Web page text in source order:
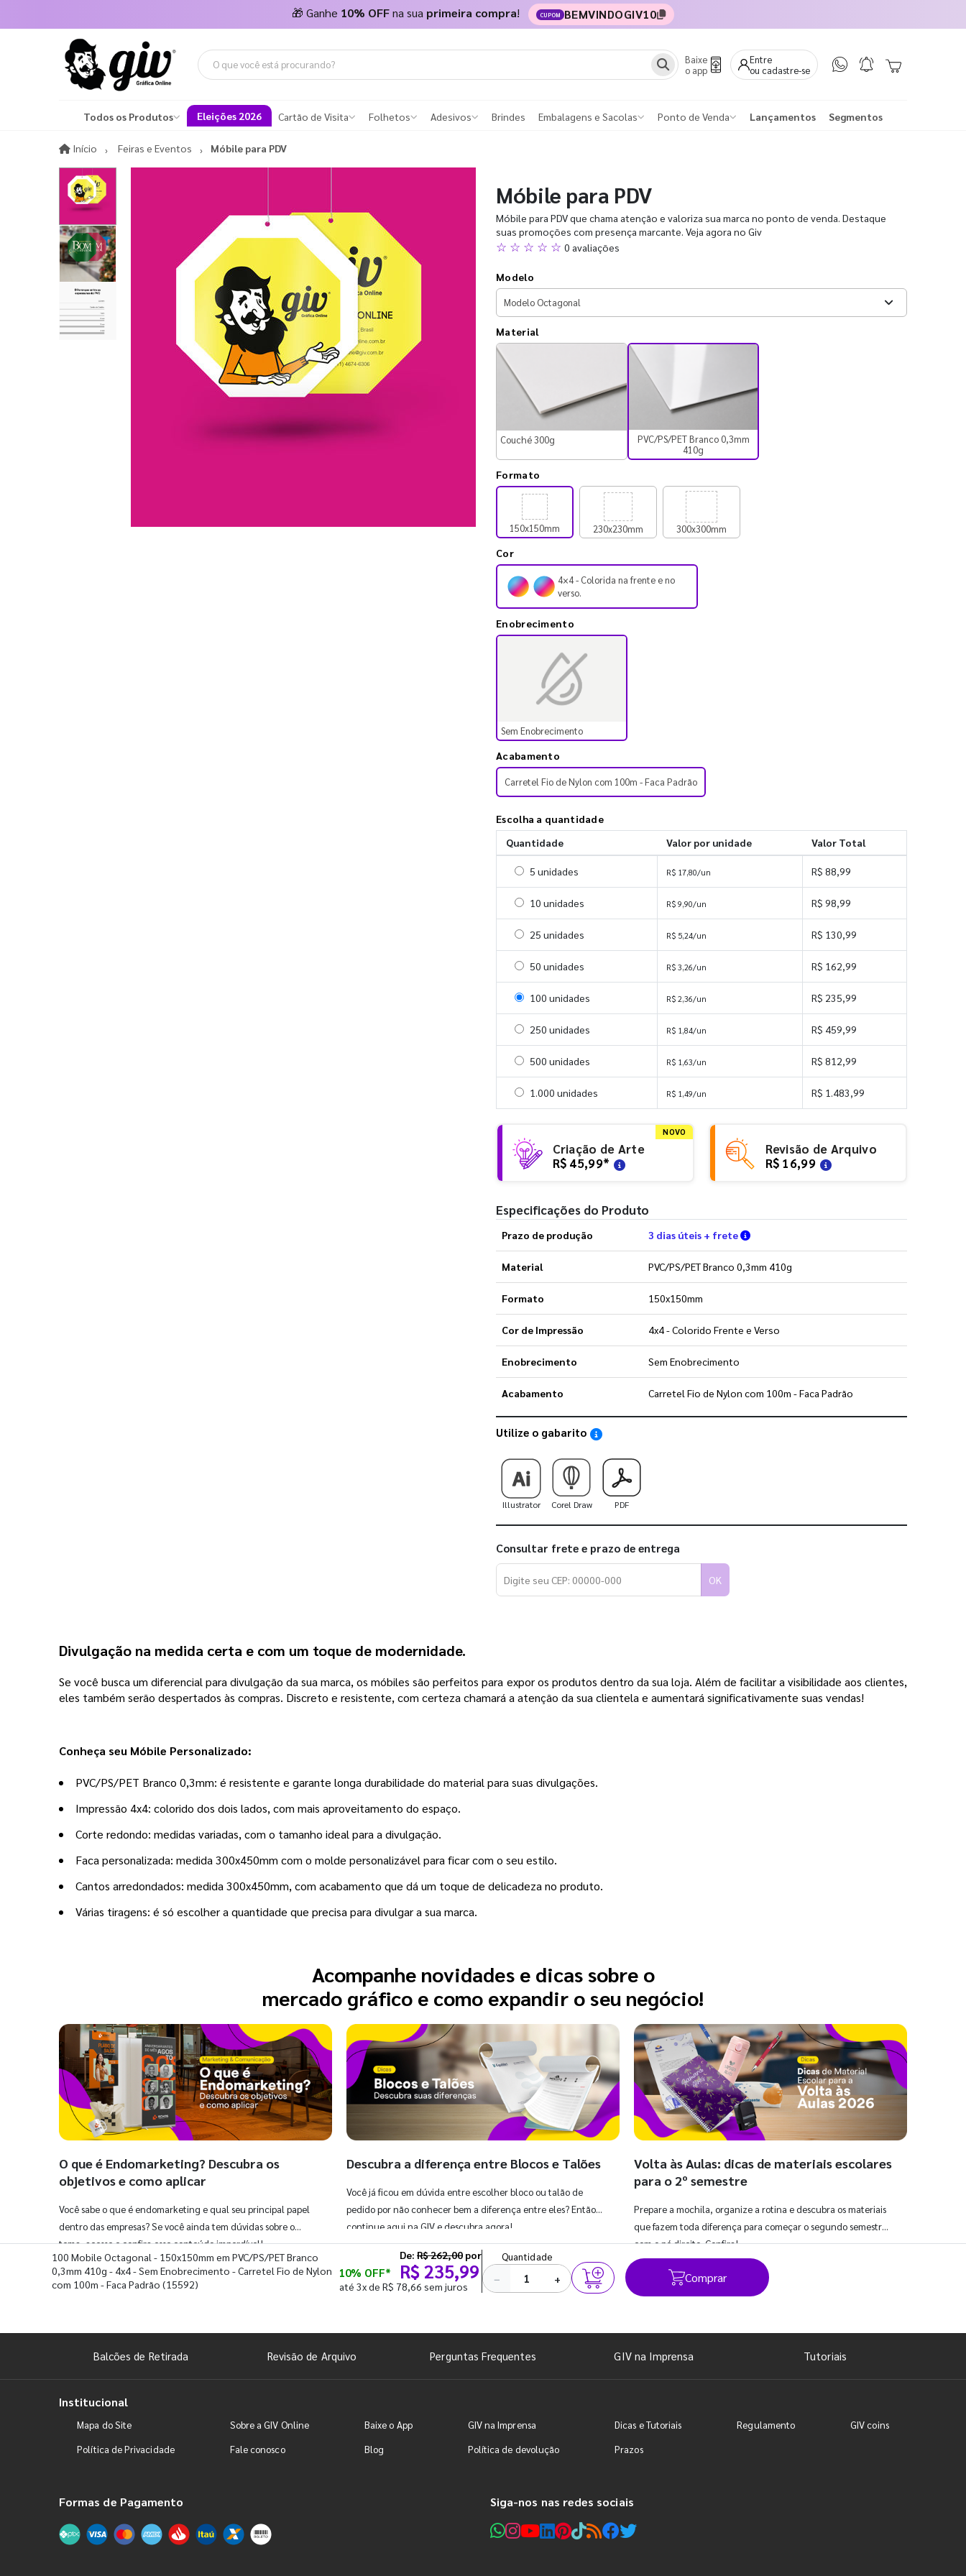
🎁 Ganhe 10% OFFna sua primeira compra! CUPOM BEMVINDOGIV10
Baixe
o app
Entre
ou cadastre-se
Todos os Produtos Eleições 2026 Cartão de Visita Folhetos Adesivos Brindes Embalagens e Sacolas Ponto de Venda Lançamentos Segmentos
Início InícioFeiras e Eventos Móbile para PDV
Móbile para PDV
Móbile para PDV que chama atenção e valoriza sua marca no ponto de venda. Destaque
suas promoções com presença marcante. Veja agora no Giv
☆ ☆ ☆ ☆ ☆ 0 avaliações
Modelo
Material
Couché 300g
PVC/PS/PET Branco 0,3mm
410g
Formato
150x150mm 230x230mm 300x300mm
Cor
4×4 - Colorida na frente e no
verso.
Enobrecimento
Sem Enobrecimento
Acabamento
Carretel Fio de Nylon com 100m - Faca Padrão
Escolha a quantidade
Quantidade
Valor por unidade Valor Total
Selecionar 5 unidades
5 unidades R$ 17,80/un R$ 88,99
Selecionar 10 unidades
10 unidades R$ 9,90/un R$ 98,99
Selecionar 25 unidades
25 unidades R$ 5,24/un R$ 130,99
Selecionar 50 unidades
50 unidades R$ 3,26/un R$ 162,99
Selecionar 100 unidades
100 unidades R$ 2,36/un R$ 235,99
Selecionar 250 unidades
250 unidades R$ 1,84/un R$ 459,99
Selecionar 500 unidades
500 unidades R$ 1,63/un R$ 812,99
Selecionar 1000 unidades
1.000 unidades R$ 1,49/un R$ 1.483,99
NOVO
Criação de Arte
R$ 45,99*
Revisão de Arquivo
R$ 16,99
Especificações do Produto
Prazo de produção 3 dias úteis + frete Verifique as condições de entrega
Material PVC/PS/PET Branco 0,3mm 410g
Formato 150x150mm
Cor de Impressão 4x4 - Colorido Frente e Verso
Enobrecimento Sem Enobrecimento
Acabamento Carretel Fio de Nylon com 100m - Faca Padrão
Utilize o gabarito Saiba como utilizar os nossos gabaritos
Illustrator Corel Draw PDF
Consultar frete e prazo de entrega
OK
Divulgação na medida certa e com um toque de modernidade.
Se você busca um diferencial para divulgação da sua marca, os móbiles são perfeitos para expor os produtos dentro da sua loja. Além de facilitar a visibilidade aos clientes,
eles também serão despertados às compras. Discreto e resistente, com certeza chamará a atenção da sua clientela e aumentará significativamente suas vendas!
Conheça seu Móbile Personalizado:
PVC/PS/PET Branco 0,3mm: é resistente e garante longa durabilidade do material para suas divulgações.
Impressão 4x4: colorido dos dois lados, com mais aproveitamento do espaço.
Corte redondo: medidas variadas, com o tamanho ideal para a divulgação.
Faca personalizada: medida 300x450mm com o molde personalizável para ficar com o seu estilo.
Cantos arredondados: medida 300x450mm, com acabamento que dá um toque de delicadeza no produto.
Várias tiragens: é só escolher a quantidade que precisa para divulgar a sua marca.
Acompanhe novidades e dicas sobre o
mercado gráfico e como expandir o seu negócio!
O que é Endomarketing? Descubra os
objetivos e como aplicar
Você sabe o que é endomarketing e qual seu principal papel
dentro das empresas? Se você ainda tem dúvidas sobre o
tema, acesse e confira esse conteúdo imperdível!
Descubra a diferença entre Blocos e Talões
Você já ficou em dúvida entre escolher bloco ou talão de
pedido por não conhecer bem a diferença entre eles? Então,
continue aqui na GIV e descubra agora!
Volta às Aulas: dicas de materiais escolares
para o 2º semestre
Prepare a mochila, organize a rotina e descubra os materiais
que fazem toda diferença para começar o segundo semestre
com o pé direito. Confira!
100 Mobile Octagonal - 150x150mm em PVC/PS/PET Branco
0,3mm 410g - 4x4 - Sem Enobrecimento - Carretel Fio de Nylon
com 100m - Faca Padrão (15592)
10% OFF*
De: R$ 262,00 por
R$ 235,99
até 3x de R$ 78,66 sem juros
Quantidade
− + Comprar
Balcões de Retirada Revisão de Arquivo Perguntas Frequentes GIV na Imprensa Tutoriais
Institucional
Mapa do Site Sobre a GIV Online Baixe o App GIV na Imprensa Dicas e Tutoriais Regulamento
GIV coins
Política de Privacidade
Fale conosco Blog Política de devolução Prazos
Formas de Pagamento Siga-nos nas redes sociais